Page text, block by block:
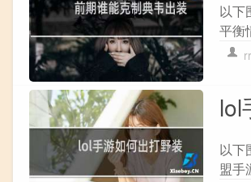
以下
平衡
lol
以下
盟手